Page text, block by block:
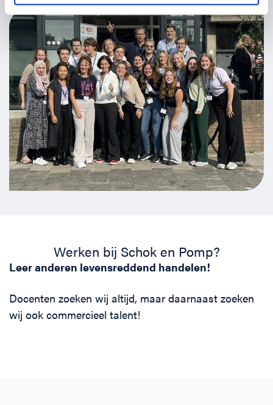
Werken bij Schok en Pomp?
Leer anderen levensreddend handelen!
Docenten zoeken wij altijd, maar daarnaast zoeken
wij ook commercieel talent!